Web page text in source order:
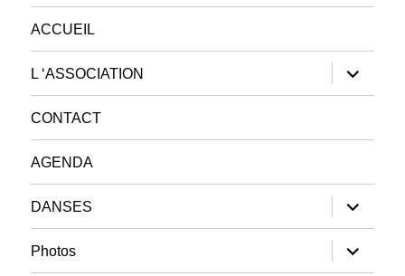
ACCUEIL
L ‘ASSOCIATION
ouvrir
le
sous-
CONTACT
AGENDA
DANSES
ouvrir
le
sous-
menu
Photos
ouvrir
le